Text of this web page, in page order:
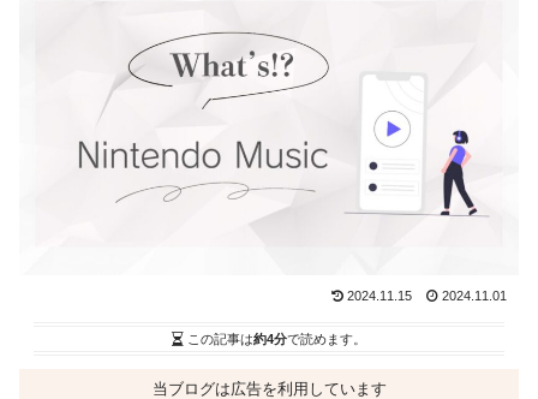
2024.11.15 2024.11.01
この記事は約4分で読めます。
当ブログは広告を利用しています